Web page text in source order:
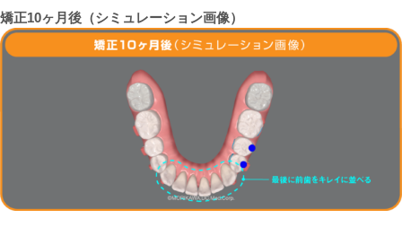
矯正10ヶ月後（シミュレーション画像）